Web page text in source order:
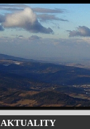
AKTUALITY